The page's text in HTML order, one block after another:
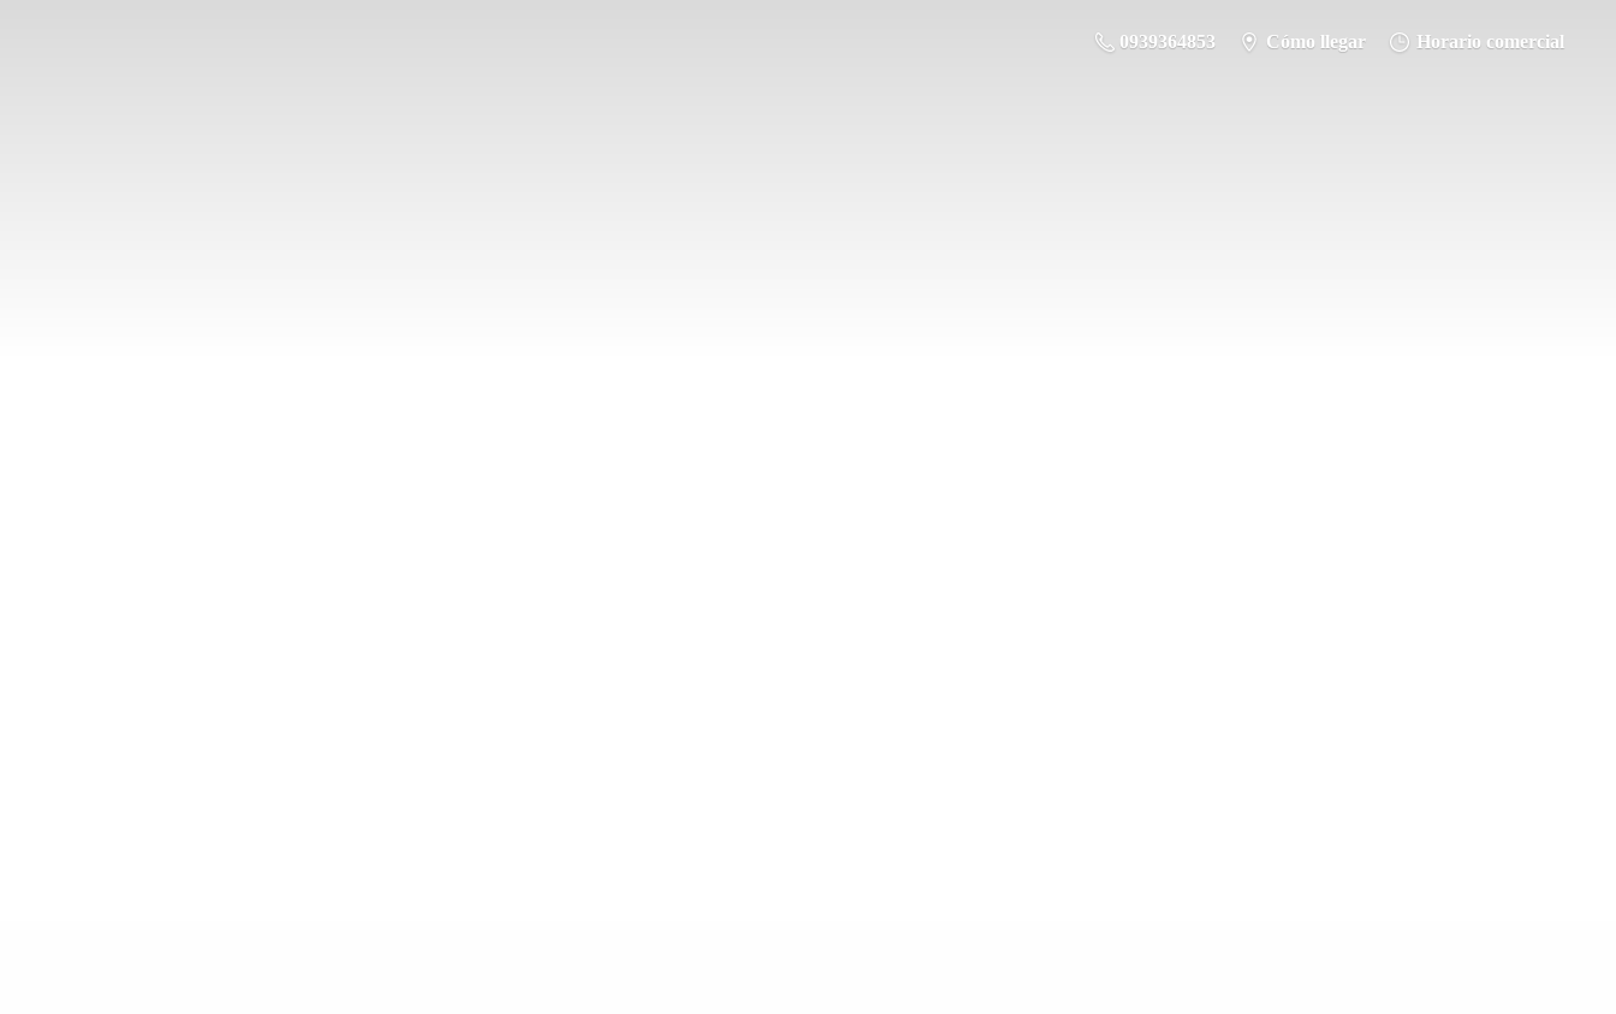
0939364853 Cómo llegar Horario comercial